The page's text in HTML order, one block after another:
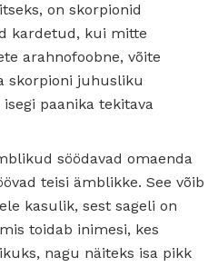
on skorpionid
kardetud, kui mitte
arahnofoobne, võite
skorpioni juhusliku
paanika tekitava
söödavad omaenda
teisi ämblikke. See võib
kasulik, sest sageli on
toidab inimesi, kes
nagu näiteks isa pikk